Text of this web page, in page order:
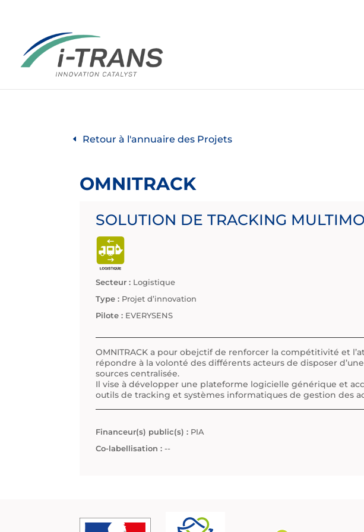
Retour à l'annuaire des Projets
OMNITRACK
SOLUTION DE TRACKING
Secteur : Logistique
Type : Projet d’innovation
Pilote : EVERYSENS
OMNITRACK a pour obejctif de renforcer la compétitivité et
répondre à la volonté des différents acteurs de disposer
sources centralisée.
Il vise à développer une plateforme logicielle générique et
outils de tracking et systèmes informatiques de gestion des
Financeur(s) public(s) : PIA
Co-labellisation :--